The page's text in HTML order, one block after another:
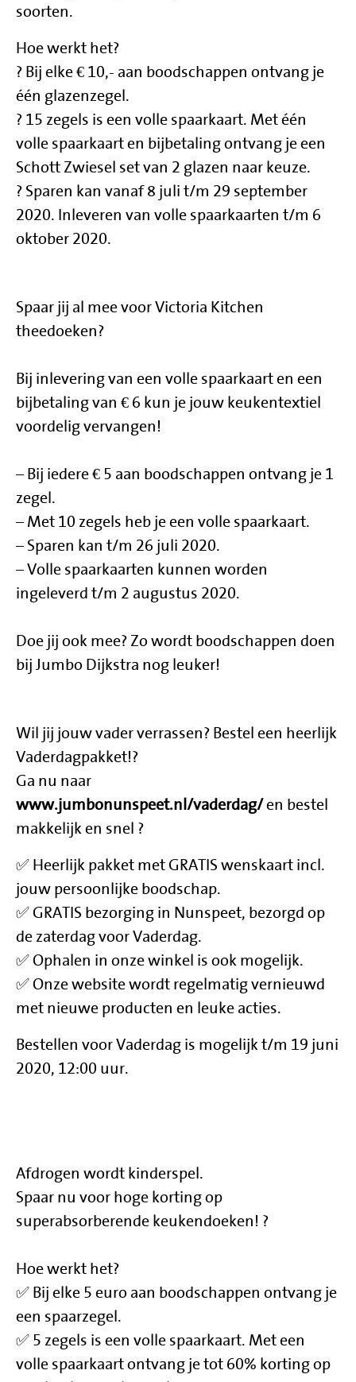
soorten.
Hoe werkt het?
? Bij elke € 10,- aan boodschappen ontvang je
één glazenzegel.
? 15 zegels is een volle spaarkaart. Met één
volle spaarkaart en bijbetaling ontvang je een
Schott Zwiesel set van 2 glazen naar keuze.
? Sparen kan vanaf 8 juli t/m 29 september
2020. Inleveren van volle spaarkaarten t/m 6
oktober 2020.
Spaar jij al mee voor Victoria Kitchen
theedoeken?
Bij inlevering van een volle spaarkaart en een
bijbetaling van € 6 kun je jouw keukentextiel
voordelig vervangen!
– Bij iedere € 5 aan boodschappen ontvang je 1
zegel.
– Met 10 zegels heb je een volle spaarkaart.
– Sparen kan t/m 26 juli 2020.
– Volle spaarkaarten kunnen worden
ingeleverd t/m 2 augustus 2020.
Doe jij ook mee? Zo wordt boodschappen doen
bij Jumbo Dijkstra nog leuker!
Wil jij jouw vader verrassen? Bestel een heerlijk
Vaderdagpakket!?
Ga nu naar
www.jumbonunspeet.nl/vaderdag/ en bestel
makkelijk en snel ?
✅ Heerlijk pakket met GRATIS wenskaart incl.
jouw persoonlijke boodschap.
✅ GRATIS bezorging in Nunspeet, bezorgd op
de zaterdag voor Vaderdag.
✅ Ophalen in onze winkel is ook mogelijk.
✅ Onze website wordt regelmatig vernieuwd
met nieuwe producten en leuke acties.
Bestellen voor Vaderdag is mogelijk t/m 19 juni
2020, 12:00 uur.
Afdrogen wordt kinderspel.
Spaar nu voor hoge korting op
superabsorberende keukendoeken! ?
Hoe werkt het?
✅ Bij elke 5 euro aan boodschappen ontvang je
een spaarzegel.
✅ 5 zegels is een volle spaarkaart. Met een
volle spaarkaart ontvang je tot 60% korting op